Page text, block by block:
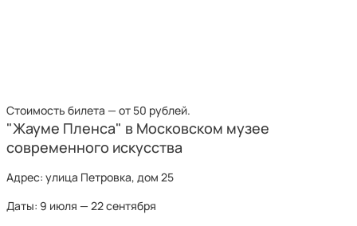
Стоимость билета — от 50 рублей.
"Жауме Пленса" в Московском музее
современного искусства
Адрес: улица Петровка, дом 25
Даты: 9 июля — 22 сентября